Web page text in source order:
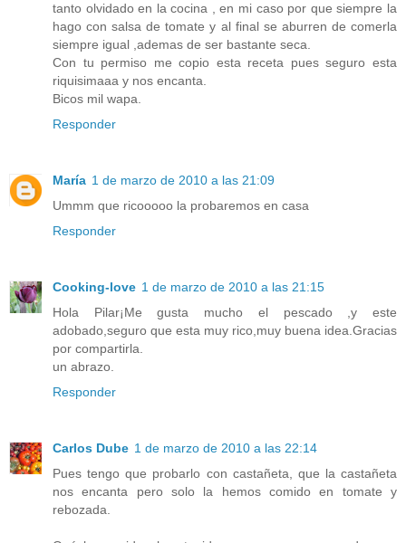
tanto olvidado en la cocina , en mi caso por que siempre la
hago con salsa de tomate y al final se aburren de comerla
siempre igual ,ademas de ser bastante seca.
Con tu permiso me copio esta receta pues seguro esta
riquisimaaa y nos encanta.
Bicos mil wapa.
Responder
María 1 de marzo de 2010 a las 21:09
Ummm que ricooooo la probaremos en casa
Responder
Cooking-love 1 de marzo de 2010 a las 21:15
Hola Pilar¡Me gusta mucho el pescado ,y este
adobado,seguro que esta muy rico,muy buena idea.Gracias
por compartirla.
un abrazo.
Responder
Carlos Dube 1 de marzo de 2010 a las 22:14
Pues tengo que probarlo con castañeta, que la castañeta
nos encanta pero solo la hemos comido en tomate y
rebozada.